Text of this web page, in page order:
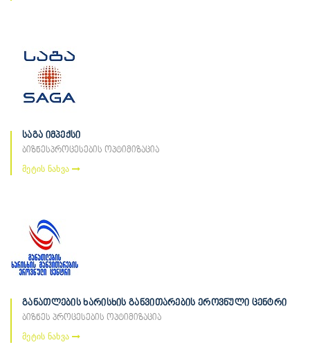
საგა იმპექსი
ბიზნესპროცესების ოპტიმიზაცია
მეტის ნახვა
განათლების ხარისხის განვითარების ეროვნული ცენტრი
ბიზნეს პროცესების ოპტიმიზაცია
მეტის ნახვა